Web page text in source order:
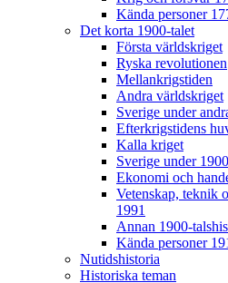
Kända personer
Det korta 1900-talet
Första världskriget
Ryska revolutionen
Mellankrigstiden
Andra världskriget
Sverige under
Efterkrigstidens
Kalla kriget
Sverige under
Ekonomi och
Vetenskap, teknik
1991
Annan 1900-
Kända personer
Nutidshistoria
Historiska teman